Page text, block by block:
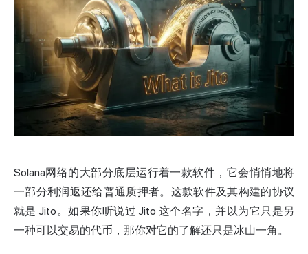
Solana网络的大部分底层运行着一款软件，它会悄悄地将
一部分利润返还给普通质押者。这款软件及其构建的协议
就是 Jito。如果你听说过 Jito 这个名字，并以为它只是另
一种可以交易的代币，那你对它的了解还只是冰山一角。